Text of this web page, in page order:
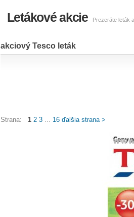
Letákové akcie Prezeráte leták
akciový Tesco leták
Strana: 1 2 3 16 ďalšia strana >